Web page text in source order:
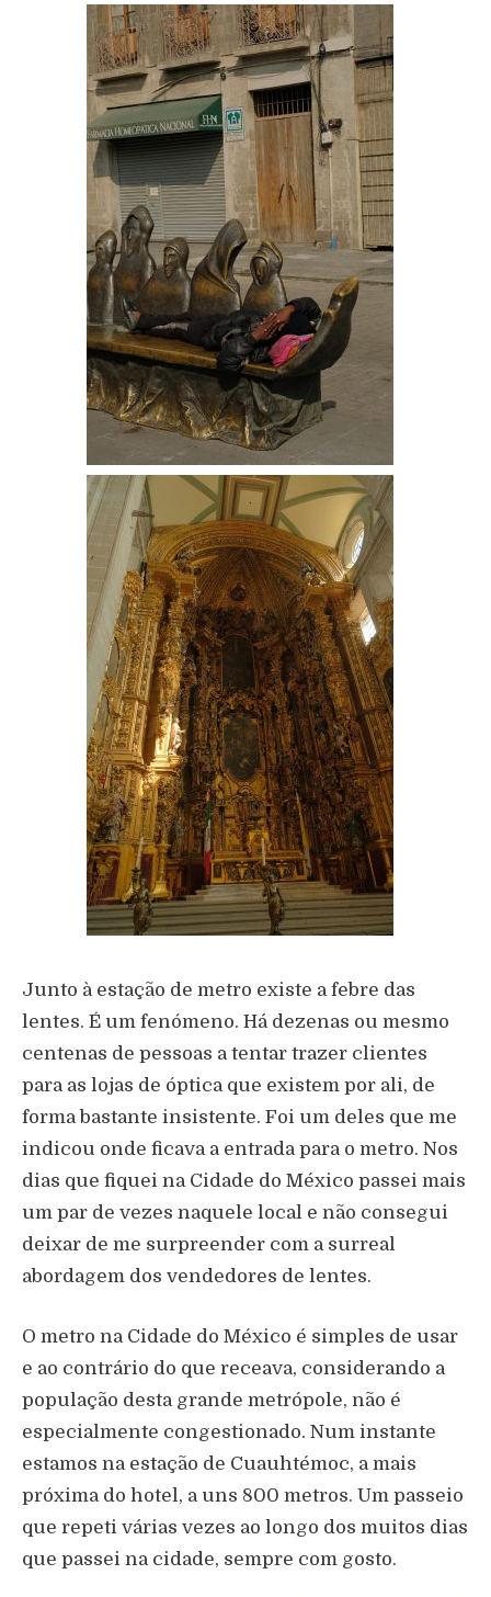
Junto à estação de metro existe a febre das
lentes. É um fenómeno. Há dezenas ou mesmo
centenas de pessoas a tentar trazer clientes
para as lojas de óptica que existem por ali, de
forma bastante insistente. Foi um deles que me
indicou onde ficava a entrada para o metro. Nos
dias que fiquei na Cidade do México passei mais
um par de vezes naquele local e não consegui
deixar de me surpreender com a surreal
abordagem dos vendedores de lentes.
O metro na Cidade do México é simples de usar
e ao contrário do que receava, considerando a
população desta grande metrópole, não é
especialmente congestionado. Num instante
estamos na estação de Cuauhtémoc, a mais
próxima do hotel, a uns 800 metros. Um passeio
que repeti várias vezes ao longo dos muitos dias
que passei na cidade, sempre com gosto.